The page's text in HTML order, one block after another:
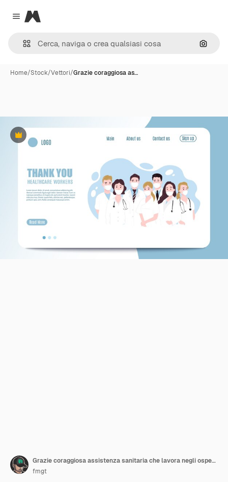
Close menu
Magnific
Cerca
Home/Stock/Vettori/Grazie coraggiosa as…
Premium
Grazie coraggiosa assistenza sanitaria che lavora negli ospedali e combatte l'epidemia di coronavirus. Illustrazione
fmgt